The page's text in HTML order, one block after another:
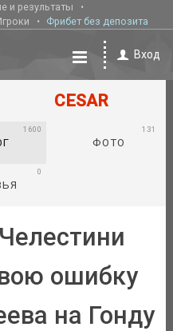
и результаты
Фрибет без депозита
Вход
CESAR
1600
ФОТО
131
0
ошибку
на Гонду